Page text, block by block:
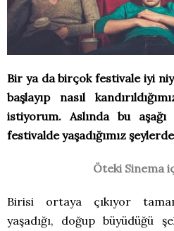
Bir ya da birçok festivale iyi
başlayıp nasıl
istiyorum. Aslında bu
festivalde yaşadığımız
Öteki Sinema
Birisi ortaya çıkıyor
yaşadığı, doğup büyüdüğü